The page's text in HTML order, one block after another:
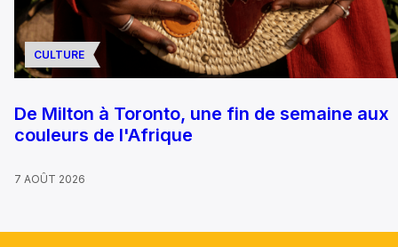
CULTURE
De Milton à Toronto, une fin de semaine aux
couleurs de l'Afrique
7 AOÛT 2026